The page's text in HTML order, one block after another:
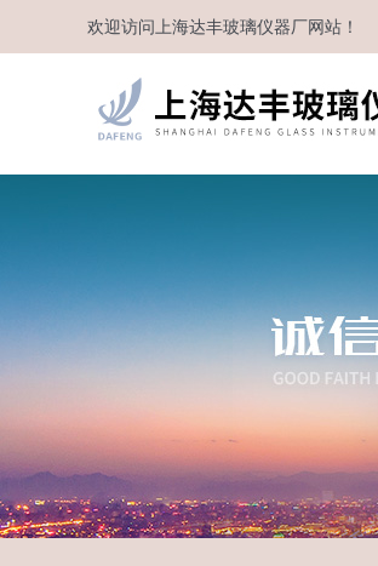
欢迎访问 上海达丰玻璃仪器厂网站！